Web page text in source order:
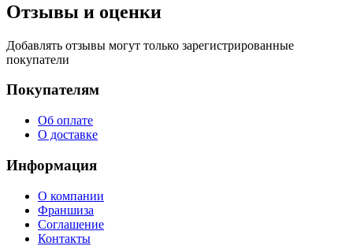
Отзывы и оценки
Добавлять отзывы могут только зарегистрированные
покупатели
Покупателям
Об оплате
О доставке
Информация
О компании
Франшиза
Соглашение
Контакты